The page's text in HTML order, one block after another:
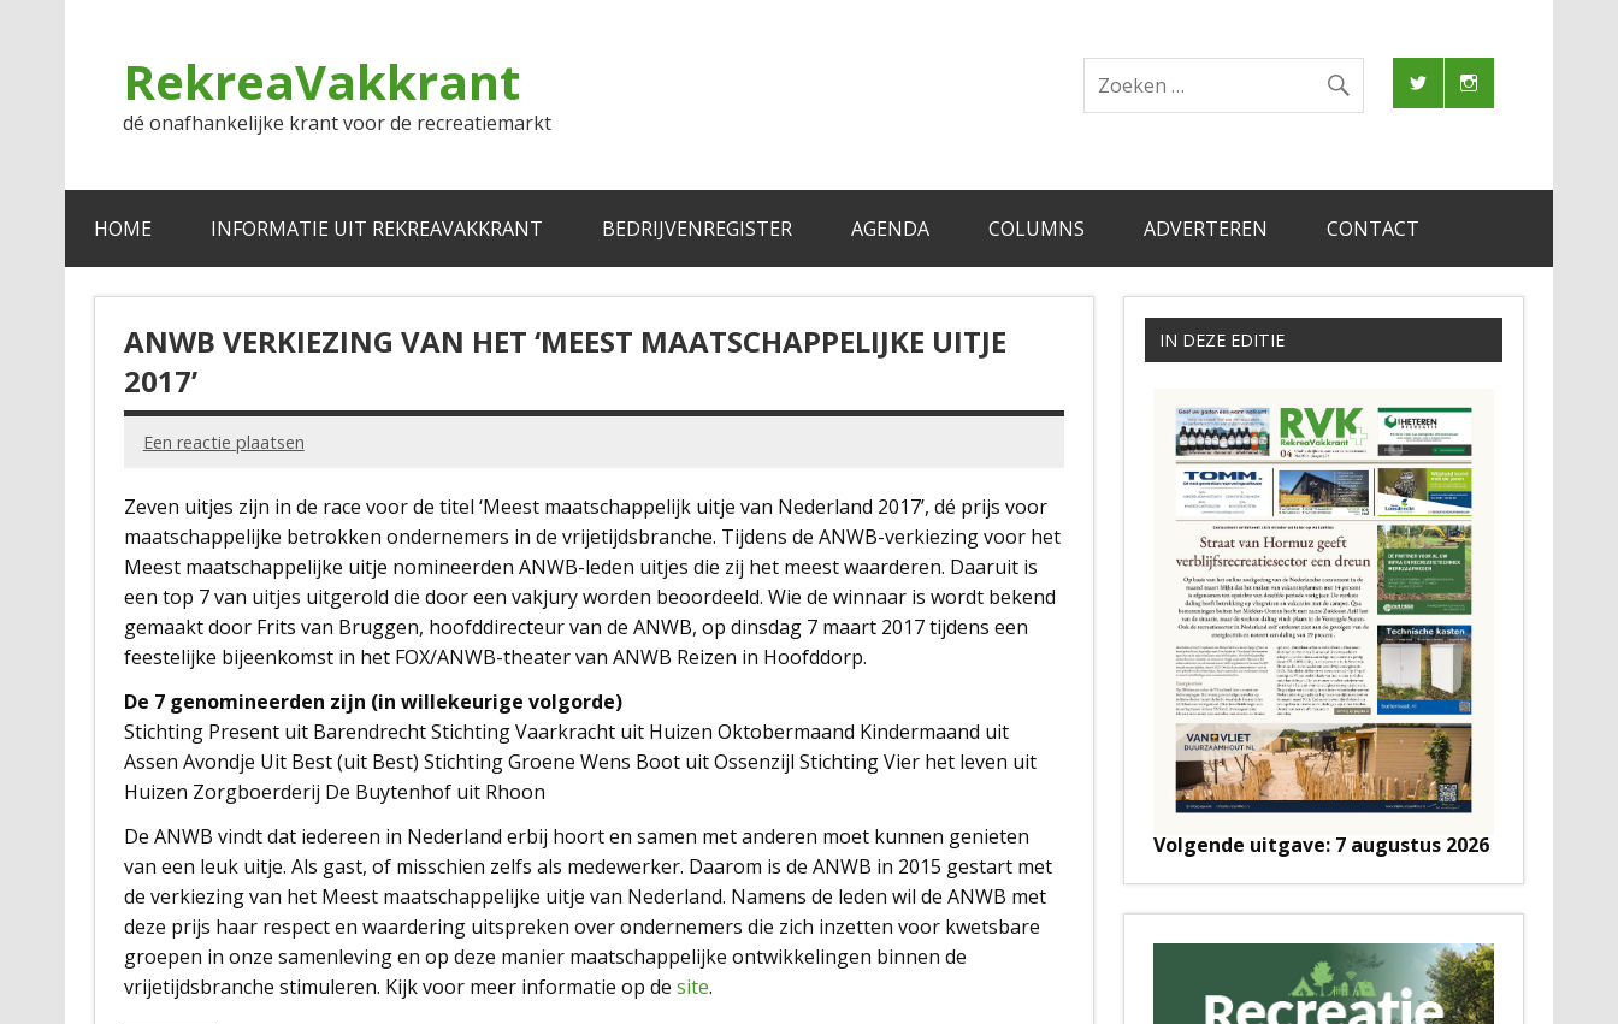
RekreaVakkrant
dé onafhankelijke krant voor de recreatiemarkt
HOME INFORMATIE UIT REKREAVAKKRANT BEDRIJVENREGISTER AGENDA COLUMNS ADVERTEREN CONTACT
ANWB VERKIEZING VAN HET ‘MEEST MAATSCHAPPELIJKE UITJE
2017’
Een reactie plaatsen
Zeven uitjes zijn in de race voor de titel ‘Meest maatschappelijk uitje van Nederland 2017’, dé prijs voor
maatschappelijke betrokken ondernemers in de vrijetijdsbranche. Tijdens de ANWB-verkiezing voor het
Meest maatschappelijke uitje nomineerden ANWB-leden uitjes die zij het meest waarderen. Daaruit is
een top 7 van uitjes uitgerold die door een vakjury worden beoordeeld. Wie de winnaar is wordt bekend
gemaakt door Frits van Bruggen, hoofddirecteur van de ANWB, op dinsdag 7 maart 2017 tijdens een
feestelijke bijeenkomst in het FOX/ANWB-theater van ANWB Reizen in Hoofddorp.
De 7 genomineerden zijn (in willekeurige volgorde)
Stichting Present uit Barendrecht Stichting Vaarkracht uit Huizen Oktobermaand Kindermaand uit
Assen Avondje Uit Best (uit Best) Stichting Groene Wens Boot uit Ossenzijl Stichting Vier het leven uit
Huizen Zorgboerderij De Buytenhof uit Rhoon
De ANWB vindt dat iedereen in Nederland erbij hoort en samen met anderen moet kunnen genieten
van een leuk uitje. Als gast, of misschien zelfs als medewerker. Daarom is de ANWB in 2015 gestart met
de verkiezing van het Meest maatschappelijke uitje van Nederland. Namens de leden wil de ANWB met
deze prijs haar respect en waardering uitspreken over ondernemers die zich inzetten voor kwetsbare
groepen in onze samenleving en op deze manier maatschappelijke ontwikkelingen binnen de
vrijetijdsbranche stimuleren. Kijk voor meer informatie op de site.
IN DEZE EDITIE
Volgende uitgave: 7 augustus 2026